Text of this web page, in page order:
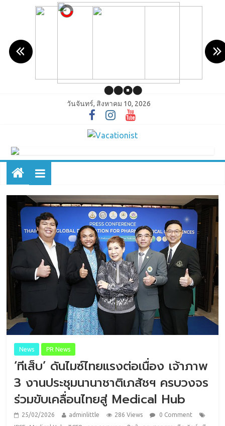
วันจันทร์, สิงหาคม 10, 2026
News PR News
‘ทีเส็บ’ ดันไมซ์ไทยแรงต่อเนื่อง เจ้าภาพ
3 งานประชุมนานาชาติเภสัชฯ ครบวงจร
ร่วมขับเคลื่อนไทยสู่ Medical Hub
25/02/2026 adminlittle 286 Views
0 Comment